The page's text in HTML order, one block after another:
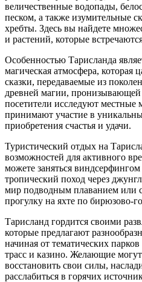
величественные водопады,
песком, а также изумительные
хребты. Здесь вы найдете
и растений, которые
Особенностью Тарисланда
магическая атмосфера, которая
сказки, передаваемые из
древней магии,
посетители исследуют местные
принимают участие в
приобретения счастья и удачи.
Туристический отдых на
возможностей для активного
можете заняться
тропический поход через
мир подводным плаванием или
прогулку на яхте по бирюзово-
Тарисланд гордится своими
которые предлагают
начиная от тематических
трасс и казино. Желающие
восстановить свои силы,
расслабиться в горячих